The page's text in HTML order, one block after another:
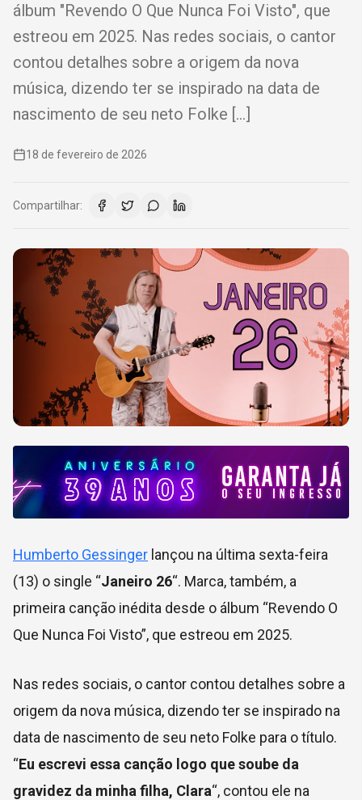
álbum "Revendo O Que Nunca Foi Visto", que
estreou em 2025. Nas redes sociais, o cantor
contou detalhes sobre a origem da nova
música, dizendo ter se inspirado na data de
nascimento de seu neto Folke […]
18 de fevereiro de 2026
Compartilhar:
Humberto Gessinger lançou na última sexta-feira
(13) o single “Janeiro 26“. Marca, também, a
primeira canção inédita desde o álbum “Revendo O
Que Nunca Foi Visto”, que estreou em 2025.
Nas redes sociais, o cantor contou detalhes sobre a
origem da nova música, dizendo ter se inspirado na
data de nascimento de seu neto Folke para o título.
“Eu escrevi essa canção logo que soube da
gravidez da minha filha, Clara“, contou ele na